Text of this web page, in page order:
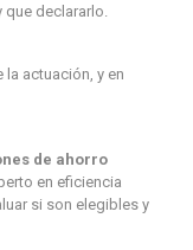
declararlo.
actuación, y en
de ahorro
en eficiencia
si son elegibles y